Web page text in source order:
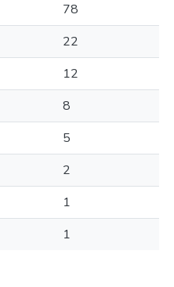
78
22
12
8
5
2
1
1